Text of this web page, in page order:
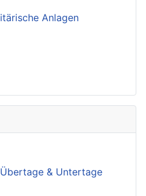
Anlagen
& Untertage